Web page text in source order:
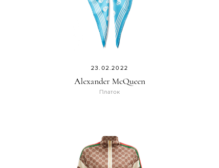
23.02.2022
Alexander McQueen
Платок